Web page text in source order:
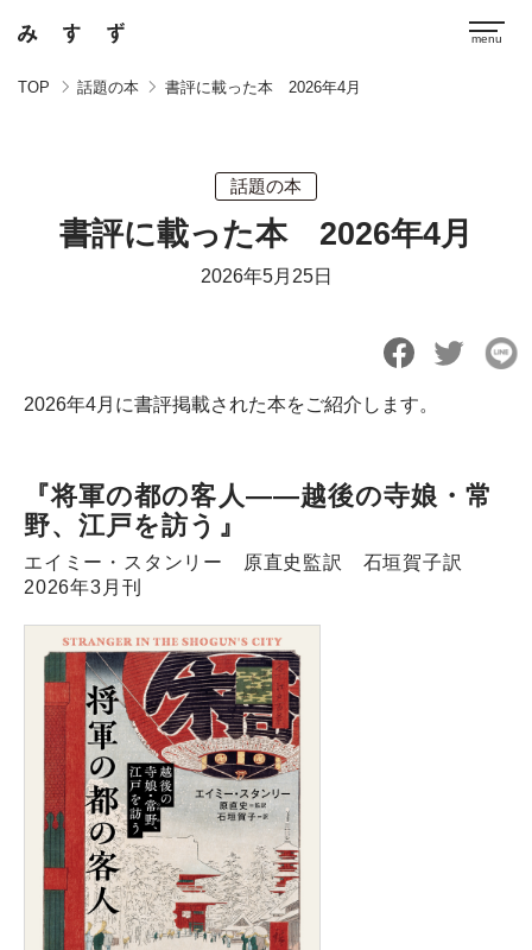
TOP 話題の本 書評に載った本 2026年4月
話題の本
書評に載った本 2026年4月
2026年5月25日
2026年4月に書評掲載された本をご紹介します。
『将軍の都の客人――越後の寺娘・常
野、江戸を訪う』
エイミー・スタンリー 原直史監訳 石垣賀子訳
2026年3月刊